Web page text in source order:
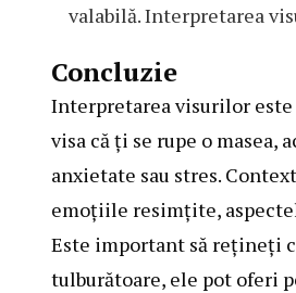
valabilă. Interpretarea
Concluzie
Interpretarea visurilor este
visa că ți se rupe o masea,
anxietate sau stres.
emoțiile resimțite,
Este important să rețineți
tulburătoare, ele pot oferi